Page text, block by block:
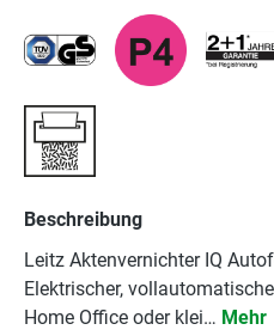
Beschreibung
Leitz Aktenvernichter IQ
Elektrischer,
Home Office oder klei… Mehr